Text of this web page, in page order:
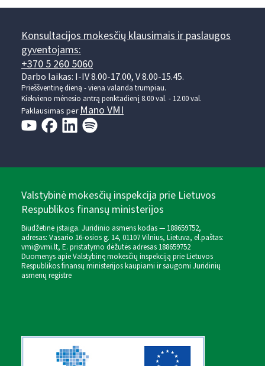
Konsultacijos mokesčių klausimais ir paslaugos
gyventojams:
+370 5 260 5060
Darbo laikas: I-IV 8.00-17.00, V 8.00-15.45.
Prieššventinę dieną - viena valanda trumpiau.
Kiekvieno mėnesio antrą penktadienį 8.00 val. - 12.00 val.
Paklausimas perMano VMI
Valstybinė mokesčių inspekcija prie Lietuvos
Respublikos finansų ministerijos
Biudžetinė įstaiga. Juridinio asmens kodas — 188659752,
adresas: Vasario 16-osios g. 14, 01107 Vilnius, Lietuva, el.paštas:
vmi@vmi.lt, E. pristatymo dėžutės adresas 188659752
Duomenys apie Valstybinę mokesčių inspekciją prie Lietuvos
Respublikos finansų ministerijos kaupiami ir saugomi Juridinių
asmenų registre